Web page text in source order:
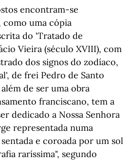
encontram-se
como uma cópia
do 'Tratado de
Vieira (século XVIII), com
dos signos do zodíaco,
de frei Pedro de Santo
de ser uma obra
franciscano, tem a
dedicado a Nossa Senhora
representada numa
e coroada por um sol
raríssima", segundo